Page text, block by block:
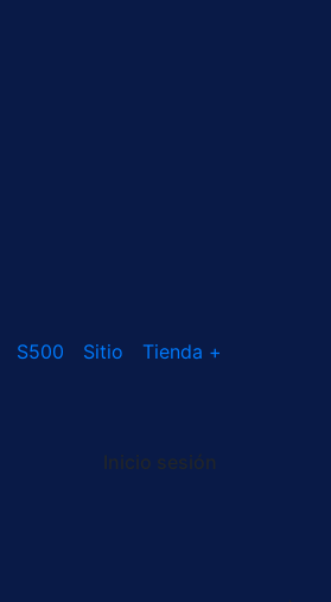
S500 Sitio Tienda +
Inicio sesión